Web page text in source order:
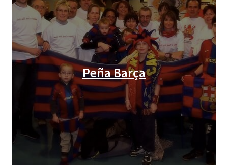
Peña Barça